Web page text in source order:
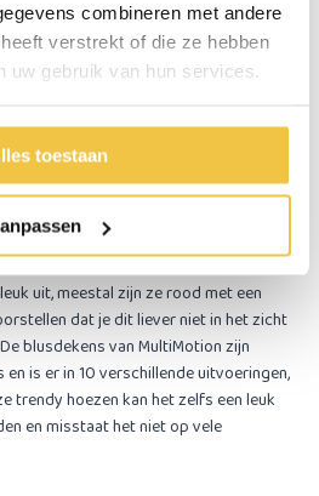
combineren met andere
verstrekt of die ze hebben
uw gebruik van hun services.
toestaan
van 1.20m bij 1.80m en is gemaakt
brandwerende coating. Door het grote
de blusdeken ook geschikt voor
voldoen aan de EN 1869:1997 norm.
uit, meestal zijn ze rood met een
dat je dit liever niet in het zicht
blusdekens van MultiMotion zijn
is er in 10 verschillende uitvoeringen,
trendy hoezen kan het zelfs een leuk
en misstaat het niet op vele